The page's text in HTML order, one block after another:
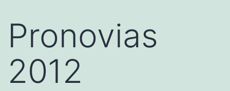
Pronovias
2012